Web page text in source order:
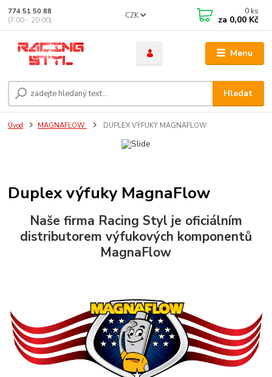
Menu
CZK
Hledat
774 51 50 88
(7:00 - 20:00)
0 ks
za 0,00 Kč
Úvod MAGNAFLOW DUPLEX VÝFUKY MAGNAFLOW
Duplex výfuky MagnaFlow
Naše firma Racing Styl je oficiálním
distributorem výfukových komponentů
MagnaFlow